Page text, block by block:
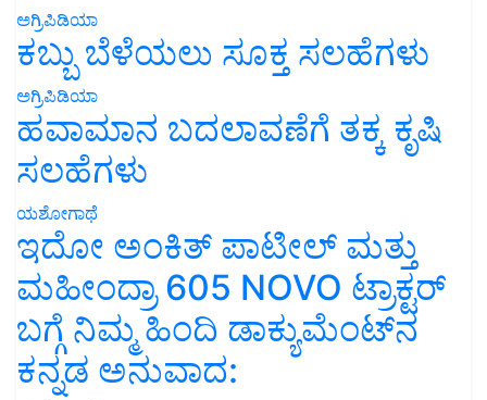
ಅಗ್ರಿಪಿಡಿಯಾ
ಕಬ್ಬು ಬೆಳೆಯಲು ಸೂಕ್ತ ಸಲಹೆಗಳು
ಅಗ್ರಿಪಿಡಿಯಾ
ಹವಾಮಾನ ಬದಲಾವಣೆಗೆ ತಕ್ಕ ಕೃಷಿ
ಸಲಹೆಗಳು
ಯಶೋಗಾಥೆ
ಇದೋ ಅಂಕಿತ್ ಪಾಟೀಲ್ ಮತ್ತು
ಮಹೀಂದ್ರಾ 605 NOVO ಟ್ರಾಕ್ಟರ್
ಬಗ್ಗೆ ನಿಮ್ಮ ಹಿಂದಿ ಡಾಕ್ಯುಮೆಂಟ್‌ನ
ಕನ್ನಡ ಅನುವಾದ: